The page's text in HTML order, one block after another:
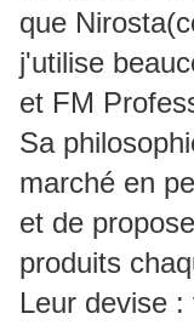
que
j'utilise
et FM
Sa
marché en
et de
produits
Leur devise